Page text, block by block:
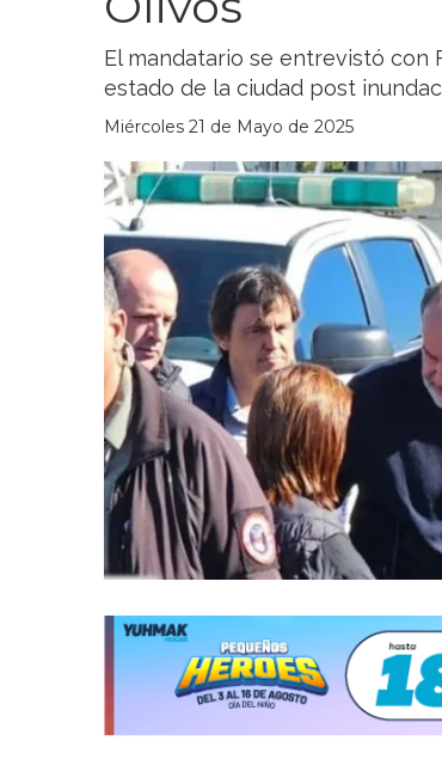
El mandatario se entrevistó con
estado de la ciudad post
Miércoles 21 de Mayo de 2025